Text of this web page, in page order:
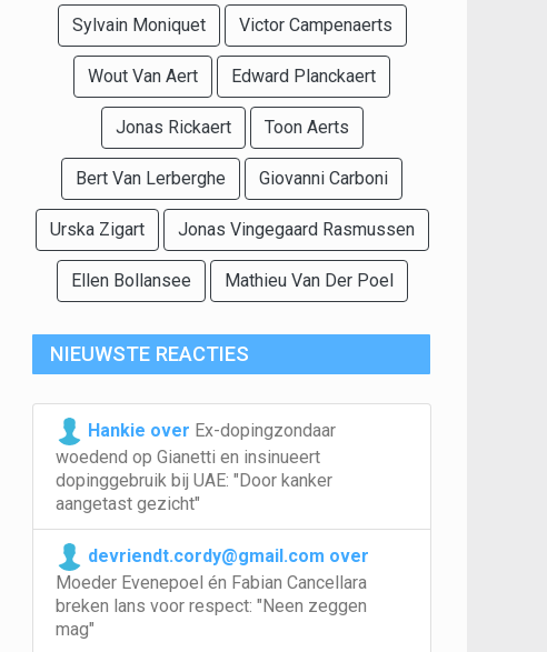
Sylvain Moniquet Victor Campenaerts
Wout Van Aert Edward Planckaert
Jonas Rickaert Toon Aerts
Bert Van Lerberghe Giovanni Carboni
Urska Zigart Jonas Vingegaard Rasmussen
Ellen Bollansee Mathieu Van Der Poel
NIEUWSTE REACTIES
Hankie over Ex-dopingzondaar
woedend op Gianetti en insinueert
dopinggebruik bij UAE: "Door kanker
aangetast gezicht"
devriendt.cordy@gmail.com over
Moeder Evenepoel én Fabian Cancellara
breken lans voor respect: "Neen zeggen
mag"